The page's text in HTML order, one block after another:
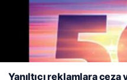
Web sitemizi nasıl
deneyiminizi kişiselleştirmek
Yanıltıcı reklamlara ceza